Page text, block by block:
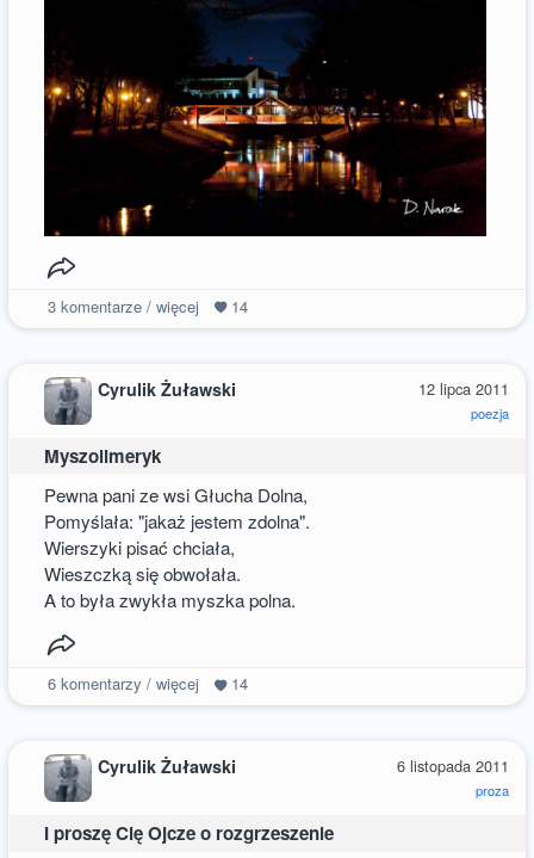
3komentarze / więcej 14
12 lipca 2011
poezja
Cyrulik Żuławski
Myszolimeryk
Pewna pani ze wsi Głucha Dolna,
Pomyślała: "jakaż jestem zdolna".
Wierszyki pisać chciała,
Wieszczką się obwołała.
A to była zwykła myszka polna.
6komentarzy / więcej 14
6 listopada 2011
proza
Cyrulik Żuławski
I proszę Cię Ojcze o rozgrzeszenie